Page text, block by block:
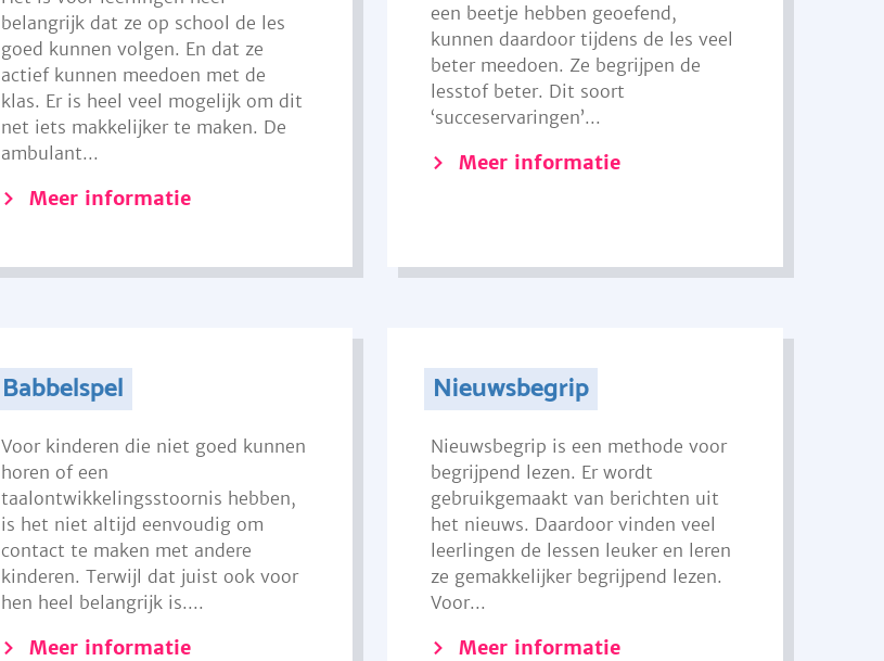
belangrijk dat ze op school de les
goed kunnen volgen. En dat ze
actief kunnen meedoen met de
klas. Er is heel veel mogelijk om dit
net iets makkelijker te maken. De
ambulant...
Meer informatie
een beetje hebben geoefend,
kunnen daardoor tijdens de les veel
beter meedoen. Ze begrijpen de
lesstof beter. Dit soort
‘succeservaringen’...
Meer informatie
Babbelspel
Voor kinderen die niet goed kunnen
horen of een
taalontwikkelingsstoornis hebben,
is het niet altijd eenvoudig om
contact te maken met andere
kinderen. Terwijl dat juist ook voor
hen heel belangrijk is....
Meer informatie
Nieuwsbegrip
Nieuwsbegrip is een methode voor
begrijpend lezen. Er wordt
gebruikgemaakt van berichten uit
het nieuws. Daardoor vinden veel
leerlingen de lessen leuker en leren
ze gemakkelijker begrijpend lezen.
Voor...
Meer informatie